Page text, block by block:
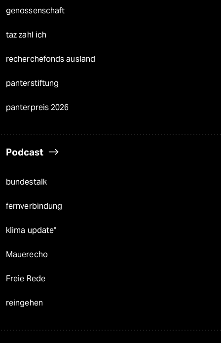
genossenschaft
taz zahl ich
recherchefonds ausland
panterstiftung
panterpreis 2026
Podcast
bundestalk
fernverbindung
klima update°
Mauerecho
Freie Rede
reingehen